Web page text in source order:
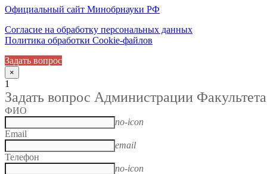
Официальный сайт Минобрнауки РФ
Согласие на обработку персональных данных
Политика обработки Cookie-файлов
Задать вопрос
×
1
Задать вопрос Администрации Факультета
ФИО
no-icon
Email
email
Телефон
no-icon